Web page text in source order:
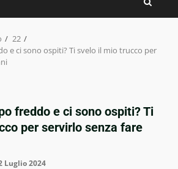
22
e ci sono ospiti? Ti svelo il mio trucco per
freddo e ci sono ospiti? Ti
per servirlo senza fare
Luglio 2024